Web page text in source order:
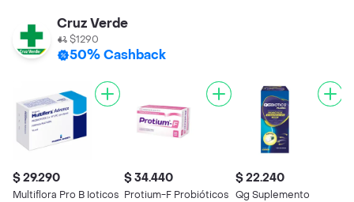
Cruz Verde
$1290
50% Cashback
$ 29.290
Multiflora Pro B Ioticos
$ 34.440
Protium-F Probióticos
$ 22.240
Qg Suplemento